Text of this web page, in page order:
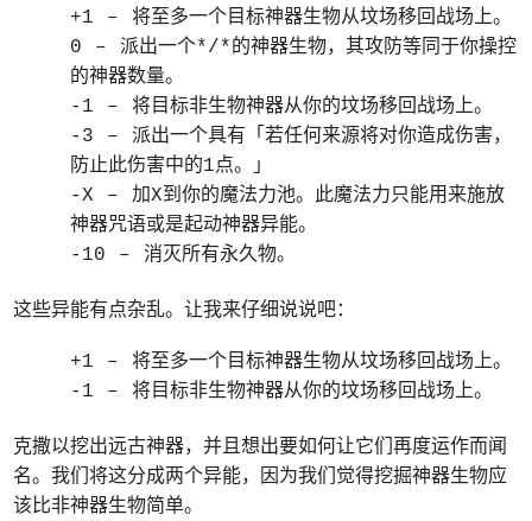
+1 – 将至多一个目标神器生物从坟场移回战场上。
0 – 派出一个*/*的神器生物，其攻防等同于你操控
的神器数量。
-1 – 将目标非生物神器从你的坟场移回战场上。
-3 – 派出一个具有「若任何来源将对你造成伤害，
防止此伤害中的1点。」
-X – 加X到你的魔法力池。此魔法力只能用来施放
神器咒语或是起动神器异能。
-10 – 消灭所有永久物。
这些异能有点杂乱。让我来仔细说说吧：
+1 – 将至多一个目标神器生物从坟场移回战场上。
-1 – 将目标非生物神器从你的坟场移回战场上。
克撒以挖出远古神器，并且想出要如何让它们再度运作而闻
名。我们将这分成两个异能，因为我们觉得挖掘神器生物应
该比非神器生物简单。